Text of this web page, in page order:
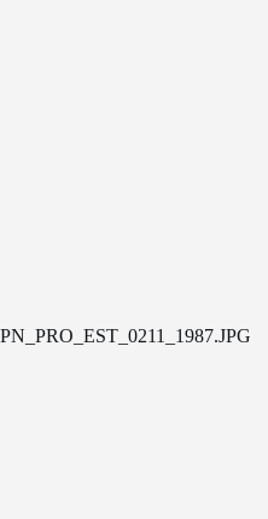
PN_PRO_EST_0211_1987.JPG